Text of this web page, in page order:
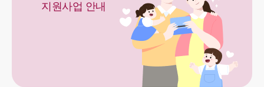
지원사업 안내